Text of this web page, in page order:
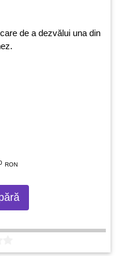
de a dezvălui una din
RON